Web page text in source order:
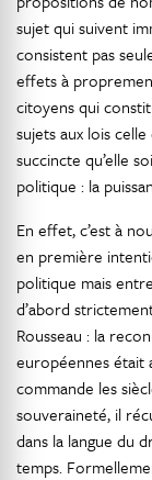
sujet qui suivent
consistent pas
effets à
citoyens qui
sujets aux lois
succincte qu’elle
politique : la
En effet, c’est à
en première
politique mais
d’abord
Rousseau : la
européennes était
commande les
souveraineté, il
dans la langue du
temps.